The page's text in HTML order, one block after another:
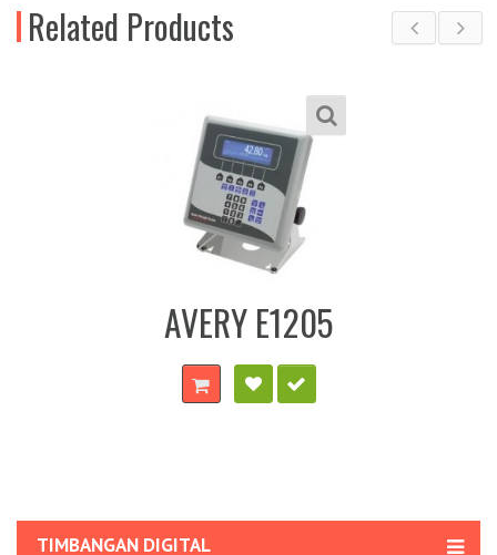
Related Products
AND GR-200
TIMBANGAN DIGITAL